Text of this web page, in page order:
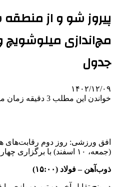
پیروز شو و از
مچ‌اندازی میلوشویچ
جدول
۱۴۰۲/۱۲/۰۹
خواندن این مطلب 3 دقیقه زمان میبرد
افق ورزشی: روز دوم رقابت‌های
(جمعه، ۱۰ اسفند) با برگزاری چهار دیدار دیگر پیگیری می‌شود.
ذوب‌آهن – فولاد (۱۵:۰۰)